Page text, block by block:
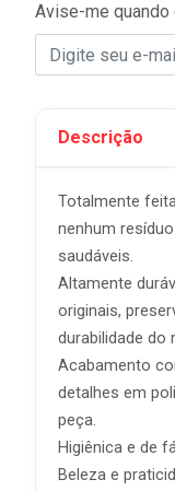
Avise-me quando
Descrição
Totalmente
nenhum
saudáveis.
Altamente
originais,
durabilidade do
Acabamento
detalhes em
peça.
Higiênica e de
Beleza e